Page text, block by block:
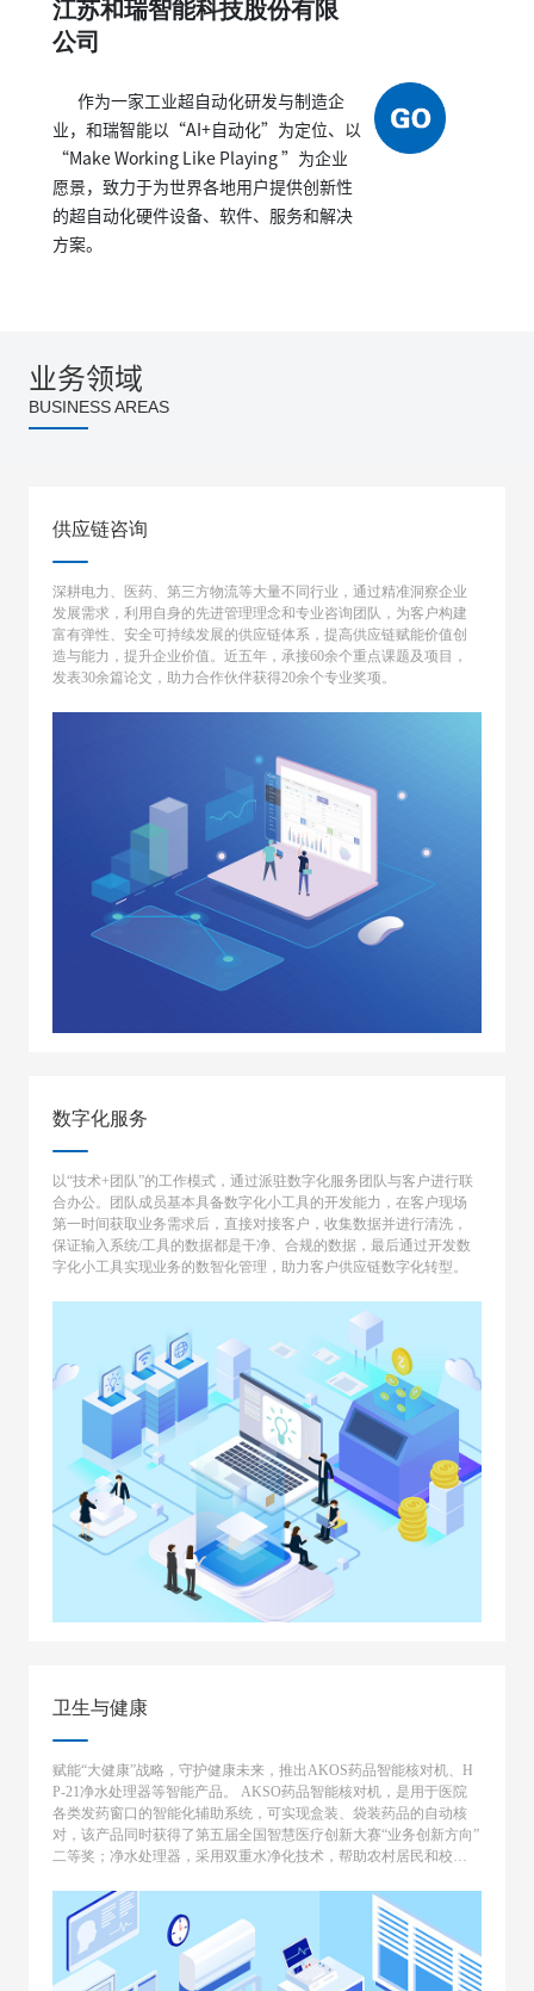
江苏和瑞智能科技股份有限
公司
作为一家工业超自动化研发与制造企
业，和瑞智能以“AI+自动化”为定位、以
“Make Working Like Playing ”为企业
愿景，致力于为世界各地用户提供创新性
的超自动化硬件设备、软件、服务和解决
方案。
业务领域
BUSINESS AREAS
供应链咨询
深耕电力、医药、第三方物流等大量不同行业，通过精准洞察企业
发展需求，利用自身的先进管理理念和专业咨询团队，为客户构建
富有弹性、安全可持续发展的供应链体系，提高供应链赋能价值创
造与能力，提升企业价值。近五年，承接60余个重点课题及项目，
发表30余篇论文，助力合作伙伴获得20余个专业奖项。
数字化服务
以“技术+团队”的工作模式，通过派驻数字化服务团队与客户进行联
合办公。团队成员基本具备数字化小工具的开发能力，在客户现场
第一时间获取业务需求后，直接对接客户，收集数据并进行清洗，
保证输入系统/工具的数据都是干净、合规的数据，最后通过开发数
字化小工具实现业务的数智化管理，助力客户供应链数字化转型。
卫生与健康
赋能“大健康”战略，守护健康未来，推出AKOS药品智能核对机、H
P-21净水处理器等智能产品。 AKSO药品智能核对机，是用于医院
各类发药窗口的智能化辅助系统，可实现盒装、袋装药品的自动核
对，该产品同时获得了第五届全国智慧医疗创新大赛“业务创新方向”
二等奖；净水处理器，采用双重水净化技术，帮助农村居民和校园